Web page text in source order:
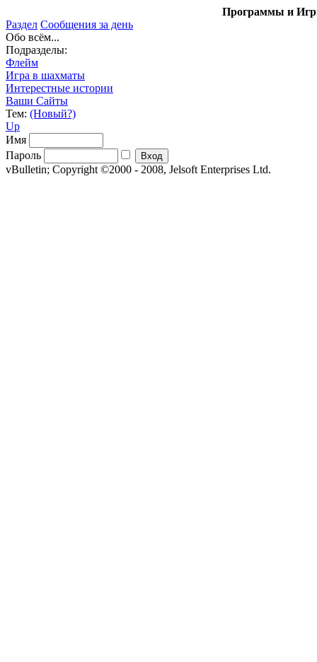
Программы и
Раздел Сообщения за день
Обо всём...
Подразделы:
Флейм
Игра в шахматы
Интерестные истории
Ваши Сайты
Тем: (Новый?)
Up
Имя
Пароль
vBulletin; Copyright ©2000 - 2008, Jelsoft Enterprises Ltd.